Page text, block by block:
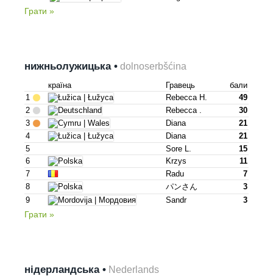
Грати »
нижньолужицька • dolnoserbšćina
країна Гравець
бали
1
Rebecca H.
49
2
Rebecca .
30
3
Diana
21
4
Diana
21
5
Sore L.
15
6
Krzys
11
7
Radu
7
8
パンさん
3
9
Sandr 3
Грати »
нідерландська • Nederlands